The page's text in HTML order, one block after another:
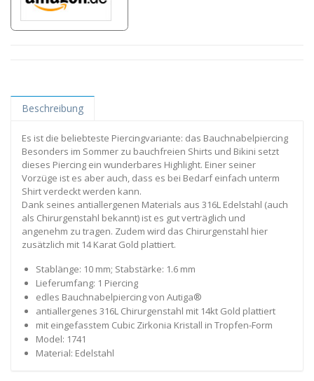
Beschreibung
Es ist die beliebteste Piercingvariante: das Bauchnabelpiercing
Besonders im Sommer zu bauchfreien Shirts und Bikini setzt
dieses Piercing ein wunderbares Highlight. Einer seiner
Vorzüge ist es aber auch, dass es bei Bedarf einfach unterm
Shirt verdeckt werden kann.
Dank seines antiallergenen Materials aus 316L Edelstahl (auch
als Chirurgenstahl bekannt) ist es gut verträglich und
angenehm zu tragen. Zudem wird das Chirurgenstahl hier
zusätzlich mit 14 Karat Gold plattiert.
Stablänge: 10 mm; Stabstärke: 1.6 mm
Lieferumfang: 1 Piercing
edles Bauchnabelpiercing von Autiga®
antiallergenes 316L Chirurgenstahl mit 14kt Gold plattiert
mit eingefasstem Cubic Zirkonia Kristall in Tropfen-Form
Model: 1741
Material: Edelstahl